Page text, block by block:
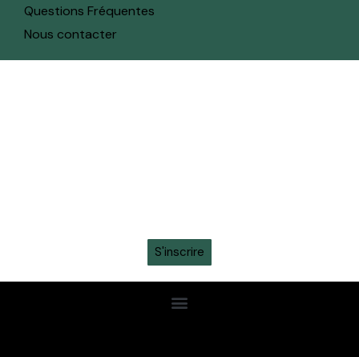
Questions Fréquentes
Nous contacter
S'inscrire